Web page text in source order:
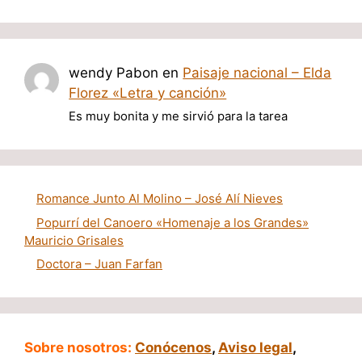
wendy Pabon en Paisaje nacional – Elda
Florez «Letra y canción»
Es muy bonita y me sirvió para la tarea
Romance Junto Al Molino – José Alí Nieves
Popurrí del Canoero «Homenaje a los Grandes»
Mauricio Grisales
Doctora – Juan Farfan
Sobre nosotros: Conócenos, Aviso legal,